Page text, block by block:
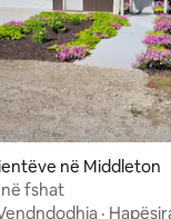
5, 265 vlerësime
në Middleton
fshat
·